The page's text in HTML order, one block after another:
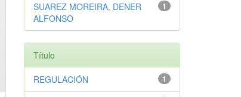
1
SUAREZ MOREIRA, DENER
ALFONSO
Título
1
REGULACIÓN